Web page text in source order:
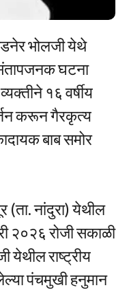
भोलजी येथे
घटना
१६ वर्षीय
करून गैरकृत्य
बाब समोर
(ता. नांदुरा) येथील
२०२६ रोजी सकाळी
येथील राष्ट्रीय
पंचमुखी हनुमान